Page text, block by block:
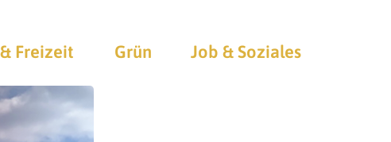
Freizeit Grün Job & Soziales